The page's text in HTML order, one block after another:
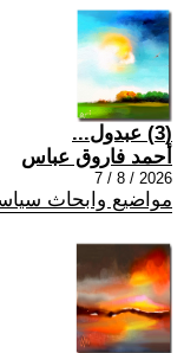
(3) عبدول...
أحمد فاروق عباس
2026 / 8 / 7
مواضيع وابحاث